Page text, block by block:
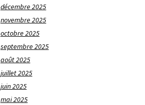
décembre 2025
novembre 2025
octobre 2025
septembre 2025
août 2025
juillet 2025
juin 2025
mai 2025